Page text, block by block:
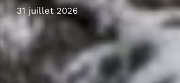
31 juillet 2026